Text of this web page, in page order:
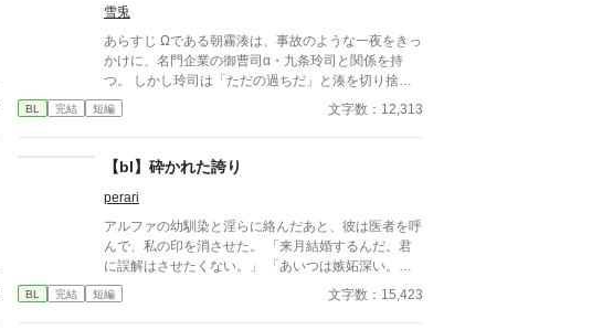
オメガバースBLです。
雪兎
あらすじ Ωである朝霧湊は、事故のような一夜をきっ
かけに、名門企業の御曹司α・九条玲司と関係を持
つ。 しかし玲司は「ただの過ちだ」と湊を切り捨
て、政略結婚のためβの婚約者との未来を選んだ。 深
く傷ついた湊は、彼の前から姿を消す。 数か月後―
『遅咲きΩ』として覚醒する。 その瞬間、玲司は初め
て湊こそが運命の番だったと知る。 「戻ってきてく
れ」 今さら必死に追いかけてくる玲司。 だが湊の隣
には、自分を支え続けてくれた医師のα・神崎伊織が
いた。 「あなたは俺を捨てたでしょう」 後悔に苦し
むα、執着する第二のα、そして希少Ωを巡る陰謀。
―。 捨てた側の後悔と執着が加速する、すれ違いオ
BL 完結 短編 文字数：12,313
【bl】砕かれた誇り
perari
アルファの幼馴染と淫らに絡んだあと、彼は医者を呼
んで、私の印を消させた。 「来月結婚するんだ。君
に誤解はさせたくない。」 「あいつは嫉妬深い。泣
かせるわけにはいかない。」 「君ももう年頃の残り
物のオメガだろ？ 俺の印をつけたまま、他のアルフ
BL 完結 短編 文字数：15,423